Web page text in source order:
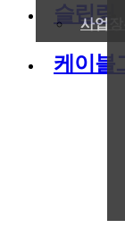
사업
슬립링
케이블